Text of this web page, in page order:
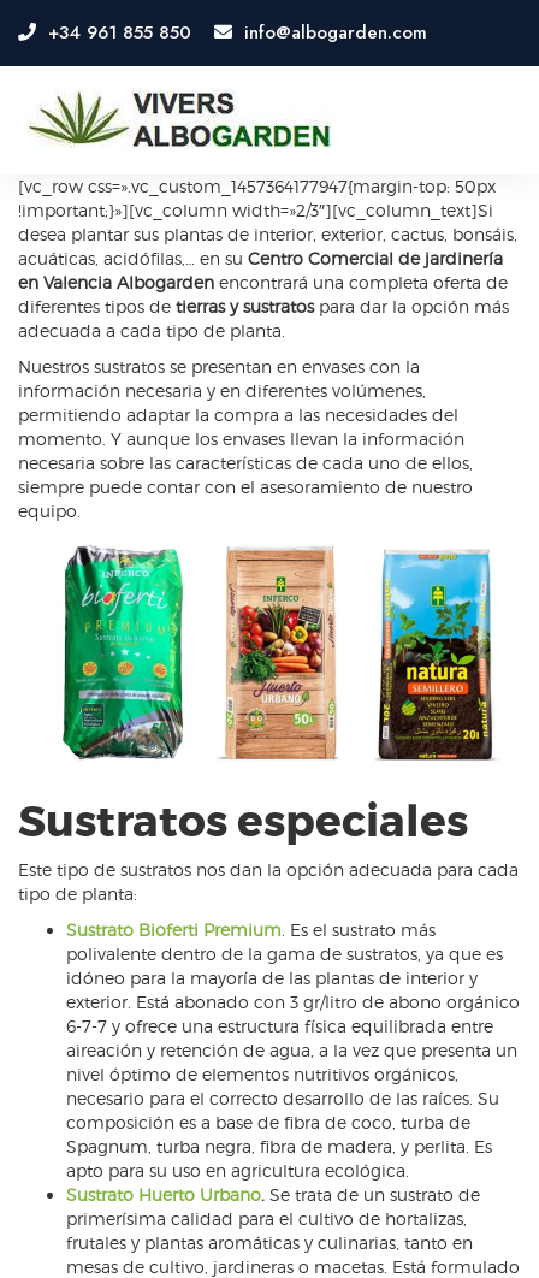
+34 961 855 850 info@albogarden.com
[vc_row css=».vc_custom_1457364177947{margin-top: 50px
!important;}»][vc_column width=»2/3″][vc_column_text]Si
desea plantar sus plantas de interior, exterior, cactus, bonsáis,
acuáticas, acidófilas,… en su Centro Comercial de jardinería
en Valencia Albogarden encontrará una completa oferta de
diferentes tipos de tierras y sustratospara dar la opción más
adecuada a cada tipo de planta.
Nuestros sustratos se presentan en envases con la
información necesaria y en diferentes volúmenes,
permitiendo adaptar la compra a las necesidades del
momento. Y aunque los envases llevan la información
necesaria sobre las características de cada uno de ellos,
siempre puede contar con el asesoramiento de nuestro
equipo.
Sustratos especiales
Este tipo de sustratos nos dan la opción adecuada para cada
tipo de planta:
Sustrato Bioferti Premium . Es el sustrato más
polivalente dentro de la gama de sustratos, ya que es
idóneo para la mayoría de las plantas de interior y
exterior. Está abonado con 3 gr/litro de abono orgánico
6-7-7 y ofrece una estructura física equilibrada entre
aireación y retención de agua, a la vez que presenta un
nivel óptimo de elementos nutritivos orgánicos,
necesario para el correcto desarrollo de las raíces. Su
composición es a base de fibra de coco, turba de
Spagnum, turba negra, fibra de madera, y perlita. Es
apto para su uso en agricultura ecológica.
Sustrato Huerto Urbano. Se trata de un sustrato de
primerísima calidad para el cultivo de hortalizas,
frutales y plantas aromáticas y culinarias, tanto en
mesas de cultivo, jardineras o macetas. Está formulado